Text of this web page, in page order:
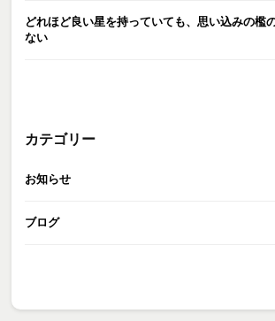
どれほど良い星を持っていても、思い込みの檻
ない
カテゴリー
お知らせ
ブログ